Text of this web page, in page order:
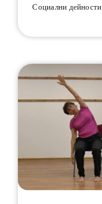
Социални дейности